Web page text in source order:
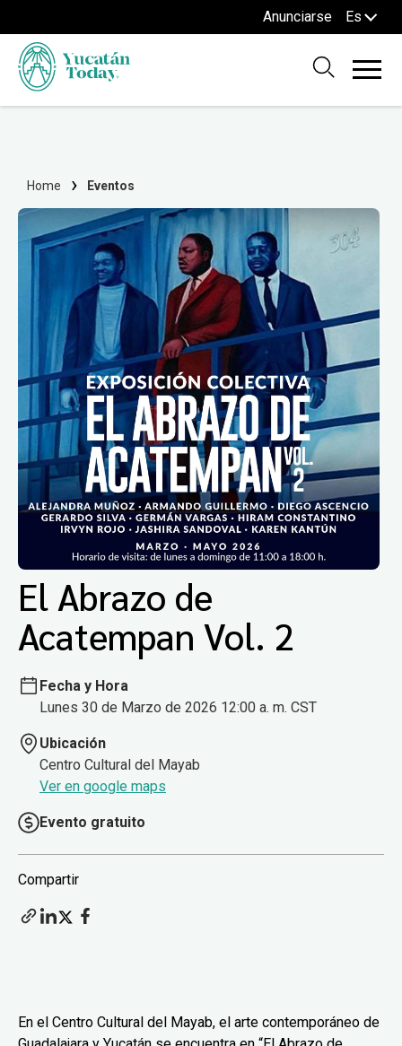
Anunciarse Es
Home Eventos
El Abrazo de
Acatempan Vol. 2
Fecha y Hora
Lunes 30 de Marzo de 2026 12:00 a. m. CST
Ubicación
Centro Cultural del Mayab
Ver en google maps
Evento gratuito
Compartir
En el Centro Cultural del Mayab, el arte contemporáneo de